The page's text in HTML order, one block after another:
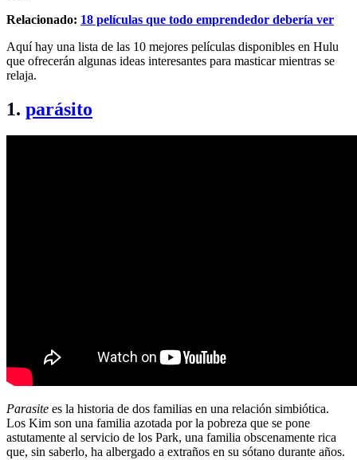
Relacionado: 18 películas que todo emprendedor debería ver
Aquí hay una lista de las 10 mejores películas disponibles en Hulu
que ofrecerán algunas ideas interesantes para masticar mientras se
relaja.
1. parásito
Parasite es la historia de dos familias en una relación simbiótica.
Los Kim son una familia azotada por la pobreza que se pone
astutamente al servicio de los Park, una familia obscenamente rica
que, sin saberlo, ha albergado a extraños en su sótano durante años.